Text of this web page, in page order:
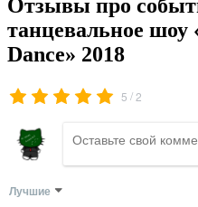
Отзывы про
танцевальное шоу
Dance» 2018
5 /2
Лучшие